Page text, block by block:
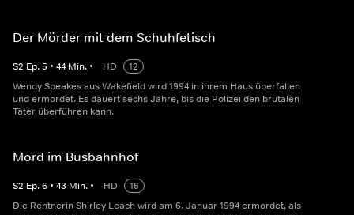
Der Mörder mit dem Schuhfetisch
S2 Ep.5 • 44 Min. • HD
12
Wendy Speakes aus Wakefield wird 1994 in ihrem Haus überfallen
und ermordet. Es dauert sechs Jahre, bis die Polizei den brutalen
Täter überführen kann.
Mord im Busbahnhof
S2 Ep.6 • 43 Min. • HD
16
Die Rentnerin Shirley Leach wird am 6. Januar 1994 ermordet, als